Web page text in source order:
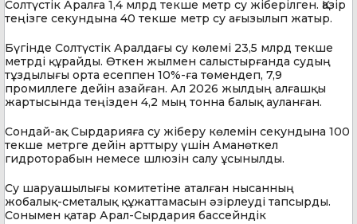
Солтүстік Аралға 1,4 млрд текше метр су жіберілген. Қазір
теңізге секундына 40 текше метр су ағызылып жатыр.
Бүгінде Солтүстік Аралдағы су көлемі 23,5 млрд текше
метрді құрайды. Өткен жылмен салыстырғанда судың
тұздылығы орта есеппен 10%-ға төмендеп, 7,9
промиллеге дейін азайған. Ал 2026 жылдың алғашқы
жартысында теңізден 4,2 мың тонна балық ауланған.
Сондай-ақ Сырдарияға су жіберу көлемін секундына 100
текше метрге дейін арттыру үшін Аманөткел
гидроторабын немесе шлюзін салу ұсынылды.
Су шаруашылығы комитетіне аталған нысанның
жобалық-сметалық құжаттамасын әзірлеуді тапсырды.
Сонымен қатар Арал-Сырдария бассейндік